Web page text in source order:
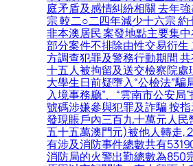
庭矛盾及感情糾紛相關 去年
宗 較二○二四年減少十六宗 約
非本澳居民 案發地點主要集
部分案件不排除由性交易衍生
方調查犯罪及警務行動期間
十五人被拘留及送交檢察院處
大學生日前疑墮入“公檢法”騙
入境事務廳”、“雲南市公安局
號碼涉嫌參與犯罪及詐騙 按
發現賬戶內三百九十萬元人
五十五萬澳門元)被他人轉走,
有涉及消防事件總數共有
消防局的火警出勤總數為850